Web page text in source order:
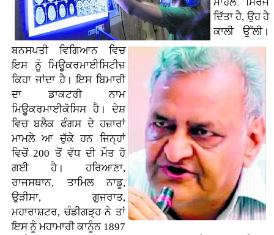
ਦਿੱਤਾ ਹੈ, ਉਹ ਹੈ
ਕਾਲੀ ਉੱਲੀ।
ਬਨਸਪਤੀ ਵਿਗਿਆਨ ਵਿਚ
ਇਸ ਨੂੰ ਮਿਊਕਰਮਾਈਸਿਟੀਜ਼
ਕਿਹਾ ਜਾਂਦਾ ਹੈ। ਇਸ ਬਿਮਾਰੀ
ਦਾ ਡਾਕਟਰੀ ਨਾਮ
ਮਿਊਕਰਮਾਈਕੋਸਿਸ ਹੈ। ਦੇਸ਼
ਵਿਚ ਬਲੈਕ ਫੰਗਸ ਦੇ ਹਜ਼ਾਰਾਂ
ਮਾਮਲੇ ਆ ਚੁੱਕੇ ਹਨ ਜਿਨ੍ਹਾਂ
ਵਿਚੋਂ 200 ਤੋਂ ਵੱਧ ਦੀ ਮੌਤ ਹੋ
ਗਈ ਹੈ। ਹਰਿਆਣਾ,
ਰਾਜਸਥਾਨ, ਤਾਮਿਲ ਨਾਡੂ,
ਉੜੀਸਾ, ਗੁਜਰਾਤ,
ਮਹਾਰਾਸ਼ਟਰ, ਚੰਡੀਗੜ੍ਹ ਨੇ ਤਾਂ
ਇਸ ਨੂੰ ਮਹਾਮਾਰੀ ਕਾਨੂੰਨ 1897